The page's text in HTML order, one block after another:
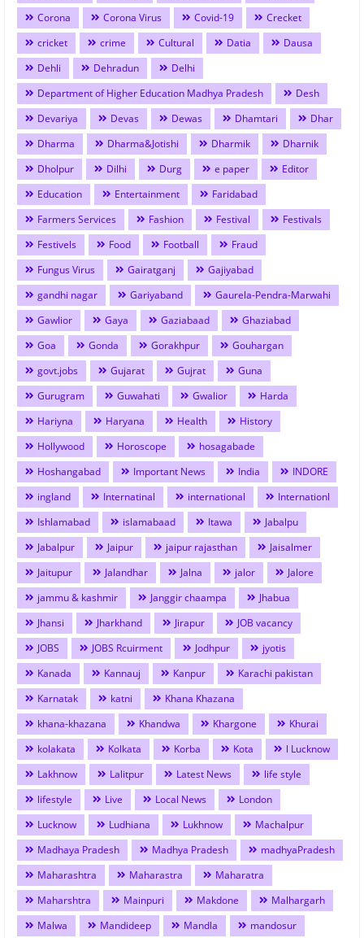
Corona
Corona Virus Covid-19
Crecket
cricket
crime Cultural Datia
Dausa
Dehli
Dehradun
Delhi
Department of Higher Education Madhya Pradesh
Desh
Devariya
Devas Dewas Dhamtari
Dhar
Dharma
Dharma&Jotishi Dharmik
Dharnik
Dholpur
Dilhi Durg e paper
Editor
Education
Entertainment
Faridabad
Farmers Services
Fashion Festival
Festivals
Festivels
Food Football
Fraud
Fungus Virus
Gairatganj
Gajiyabad
gandhi nagar
Gariyaband
Gaurela-Pendra-Marwahi
Gawlior
Gaya Gaziabaad
Ghaziabad
Goa
Gonda Gorakhpur
Gouhargan
govt.jobs
Gujarat Gujrat
Guna
Gurugram
Guwahati Gwalior
Harda
Hariyna
Haryana Health
History
Hollywood
Horoscope
hosagabade
Hoshangabad
Important News India
INDORE
ingland
Internatinal international
Internationl
Ishlamabad
islamabaad Itawa
Jabalpu
Jabalpur
Jaipur jaipur rajasthan
Jaisalmer
Jaitupur
Jalandhar Jalna jalor
Jalore
jammu & kashmir
Janggir chaampa
Jhabua
Jhansi
Jharkhand Jirapur
JOB vacancy
JOBS
JOBS Rcuirment Jodhpur
jyotis
Kanada
Kannauj Kanpur
Karachi pakistan
Karnatak
katni
Khana Khazana
khana-khazana
Khandwa Khargone
Khurai
kolakata
Kolkata Korba Kota
l Lucknow
Lakhnow
Lalitpur Latest News
life style
lifestyle
Live Local News
London
Lucknow
Ludhiana Lukhnow
Machalpur
Madhaya Pradesh
Madhya Pradesh
madhyaPradesh
Maharashtra
Maharastra
Maharatra
Maharshtra
Mainpuri Makdone
Malhargarh
Malwa
Mandideep Mandla mandosur